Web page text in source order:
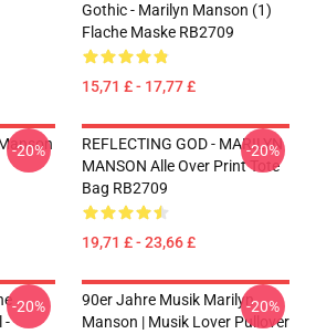
Gothic - Marilyn Manson (1)
Flache Maske RB2709
15,71 £ - 17,77 £
-20%
REFLECTING GOD - MARILYN
MANSON Alle Over Print Tote
Bag RB2709
19,71 £ - 23,66 £
-20%
-
-20%
90er Jahre Musik Marilyn
Manson | Musik Lover Pullover
-20%